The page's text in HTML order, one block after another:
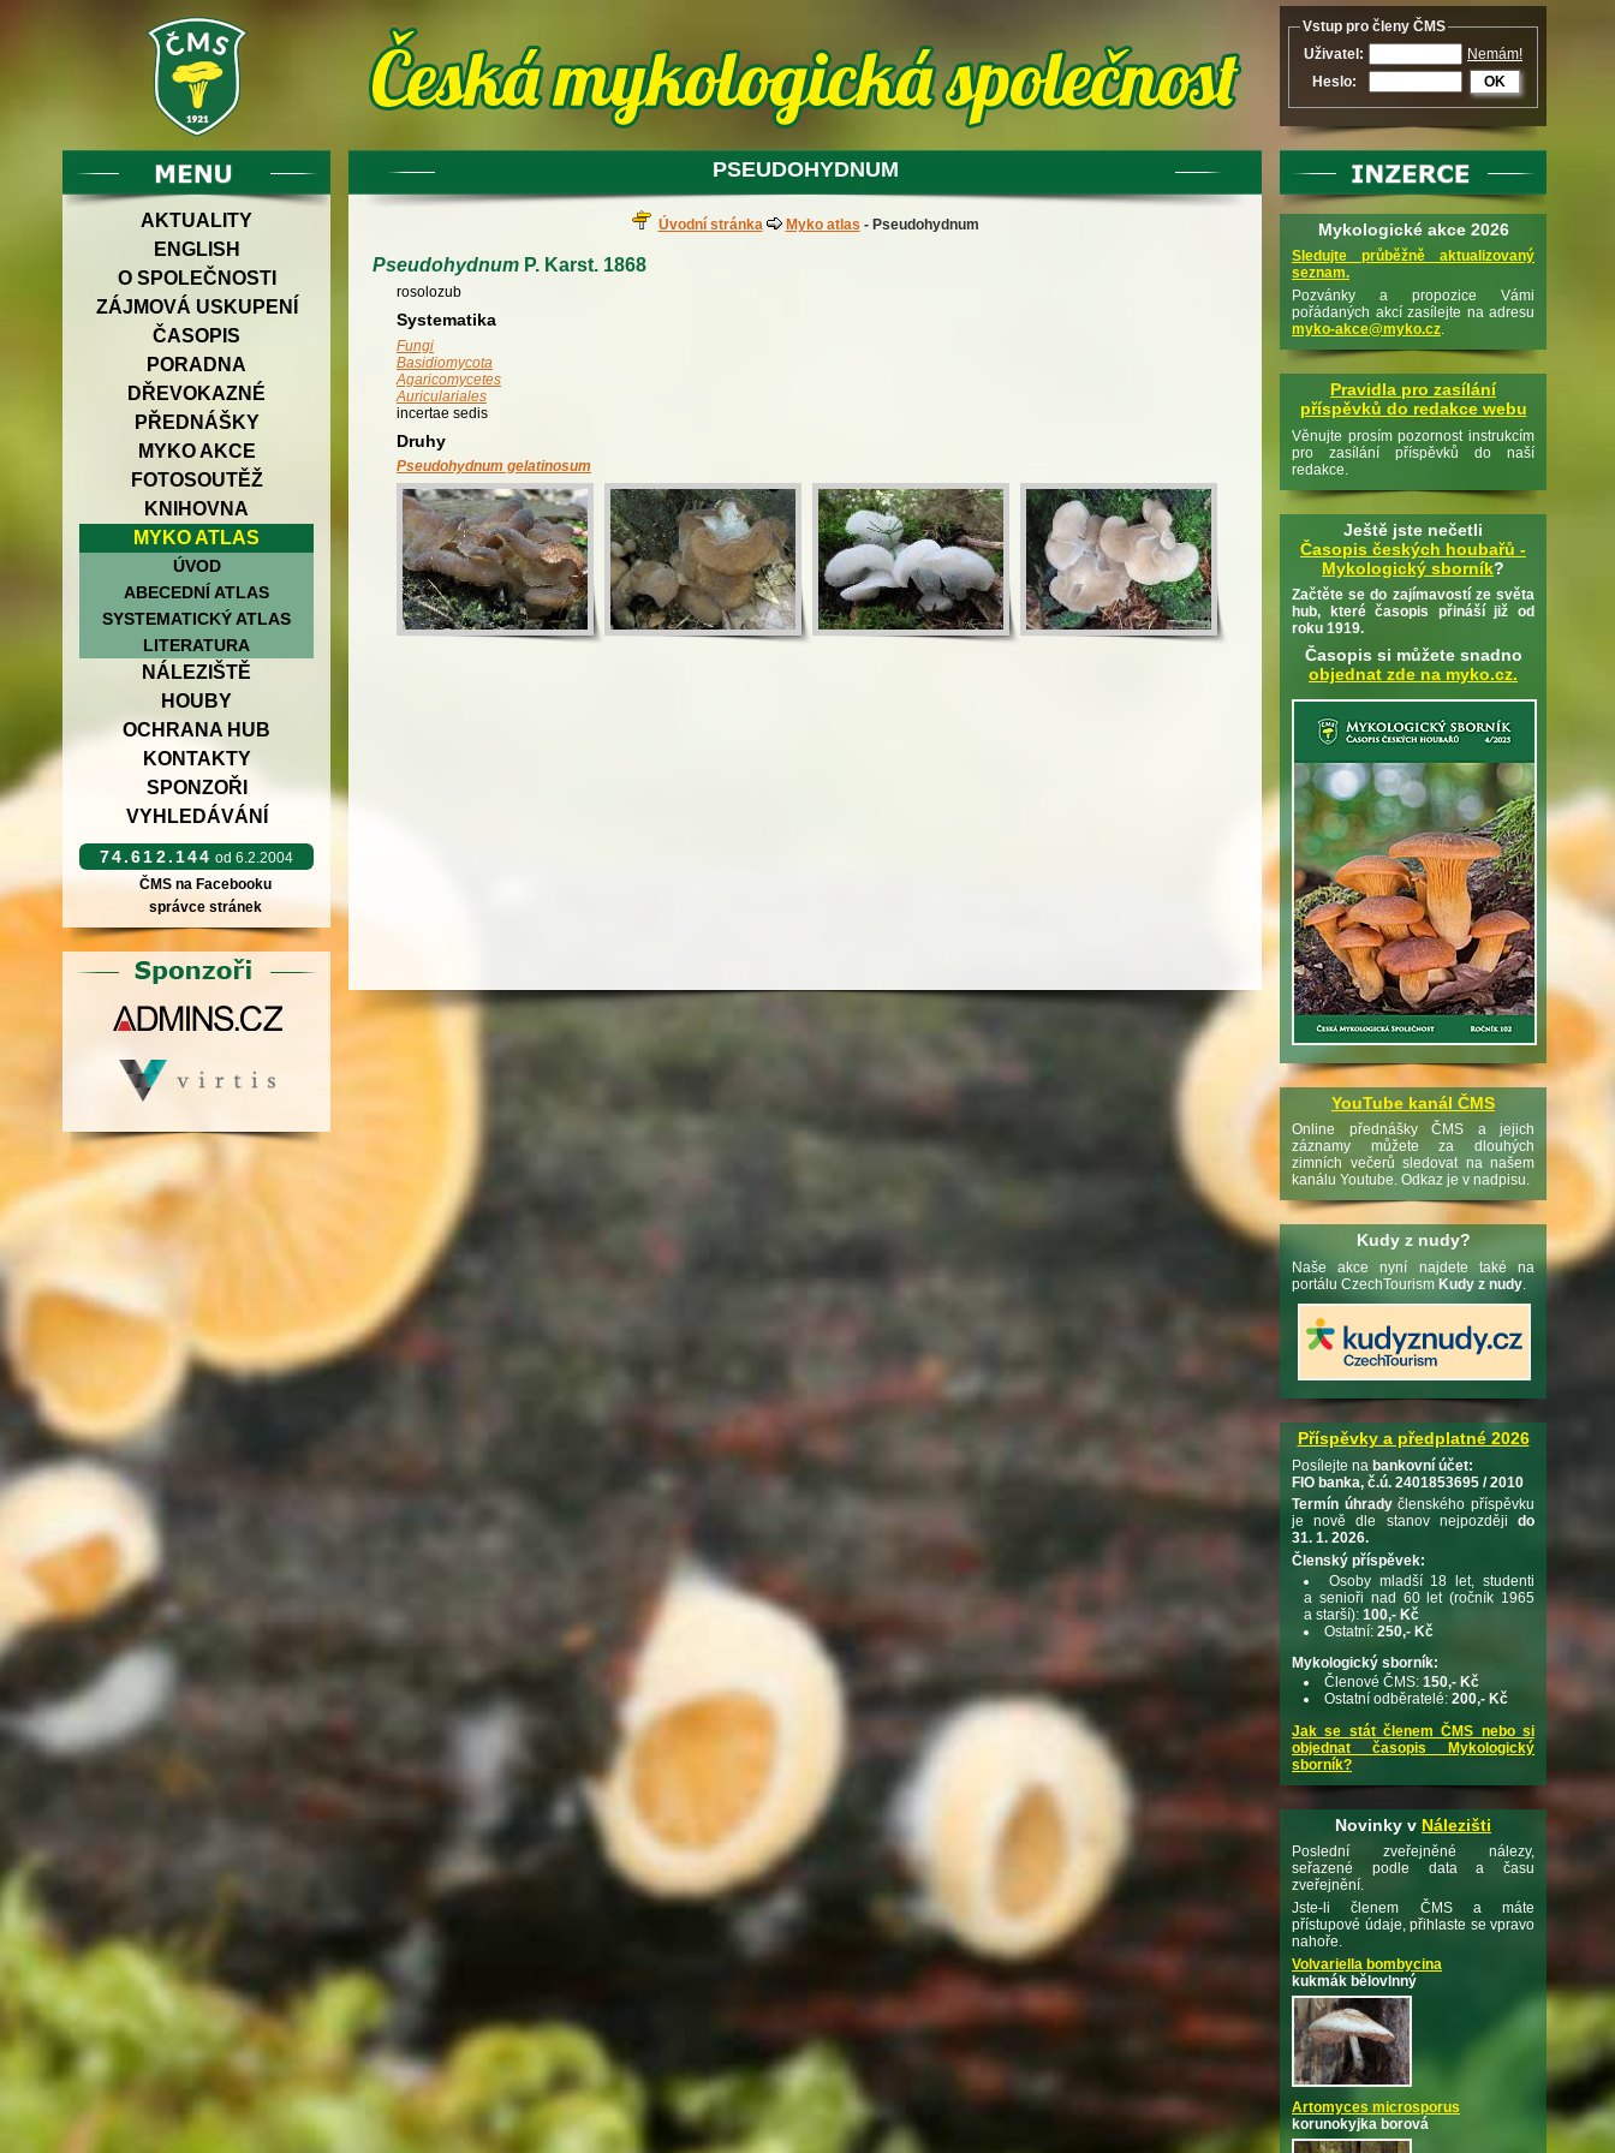
AKTUALITY
ENGLISH
O SPOLEČNOSTI
ZÁJMOVÁ USKUPENÍ
ČASOPIS
PORADNA
DŘEVOKAZNÉ
PŘEDNÁŠKY
MYKO AKCE
FOTOSOUTĚŽ
KNIHOVNA
MYKO ATLAS
ÚVOD
ABECEDNÍ ATLAS
SYSTEMATICKÝ ATLAS
LITERATURA
NÁLEZIŠTĚ
HOUBY
OCHRANA HUB
KONTAKTY
SPONZOŘI
VYHLEDÁVÁNÍ
74.612.144 od 6.2.2004
ČMS na Facebooku
správce stránek
PSEUDOHYDNUM
Úvodní stránka Myko atlas - Pseudohydnum
Pseudohydnum P. Karst. 1868
rosolozub
Systematika
Fungi
Basidiomycota
Agaricomycetes
Auriculariales
incertae sedis
Druhy
Pseudohydnum gelatinosum
Vstup pro členy ČMS
Uživatel:
Nemám!
Heslo:
OK
Mykologické akce 2026
Sledujte průběžně aktualizovaný
seznam.
Pozvánky a propozice Vámi
pořádaných akcí zasílejte na adresu
myko-akce@myko.cz.
Pravidla pro zasílání
příspěvků do redakce webu
Věnujte prosím pozornost instrukcím
pro zasílání příspěvků do naší
redakce.
Ještě jste nečetli
Časopis českých houbařů -
Mykologický sborník?
Začtěte se do zajímavostí ze světa
hub, které časopis přináší již od
roku 1919.
Časopis si můžete snadno
objednat zde na myko.cz.
YouTube kanál ČMS
Online přednášky ČMS a jejich
záznamy můžete za dlouhých
zimních večerů sledovat na našem
kanálu Youtube. Odkaz je v nadpisu.
Kudy z nudy?
Naše akce nyní najdete také na
portálu CzechTourism Kudy z nudy
Příspěvky a předplatné 2026
Posílejte na bankovní účet:
FIO banka, č.ú. 2401853695 / 2010
Termín úhradyčlenského příspěvku
je nově dle stanov nejpozději do
31. 1. 2026.
Členský příspěvek:
Osoby mladší 18 let, studenti
a senioři nad 60 let (ročník 1965
a starší): 100,- Kč
Ostatní: 250,- Kč
Mykologický sborník:
Členové ČMS: 150,- Kč
Ostatní odběratelé: 200,- Kč
Jak se stát členem ČMS nebo si
objednat časopis Mykologický
sborník?
Novinky v Nálezišti
Poslední zveřejněné nálezy,
seřazené podle data a času
zveřejnění.
Jste-li členem ČMS a máte
přístupové údaje, přihlaste se vpravo
nahoře.
Volvariella bombycina
kukmák bělovlnný
Artomyces microsporus
korunokyjka borová